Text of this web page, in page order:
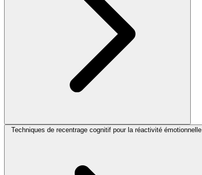
Techniques de recentrage cognitif pour la réactivité émotionnelle